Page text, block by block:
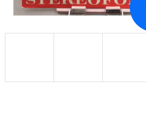
MARTIN KRATOCHVÍL & JAZZ Q ‎–
HODOKVAS (FEASTING) LP